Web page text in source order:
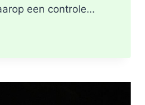
een controle…